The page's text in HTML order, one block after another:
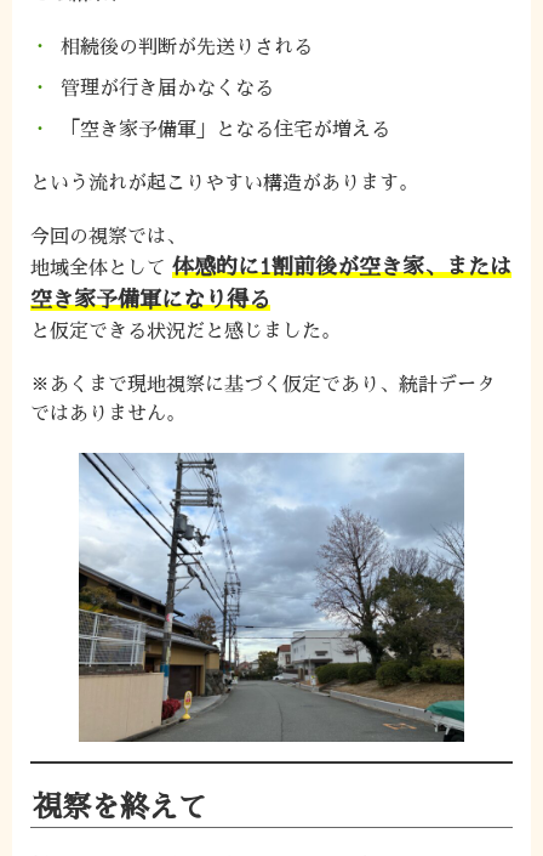
相続後の判断が先送りされる
管理が行き届かなくなる
「空き家予備軍」となる住宅が増える
という流れが起こりやすい構造があります。
今回の視察では、
地域全体として 体感的に1割前後が空き家、または
空き家予備軍になり得る
と仮定できる状況だと感じました。
※あくまで現地視察に基づく仮定であり、統計データ
ではありません。
視察を終えて